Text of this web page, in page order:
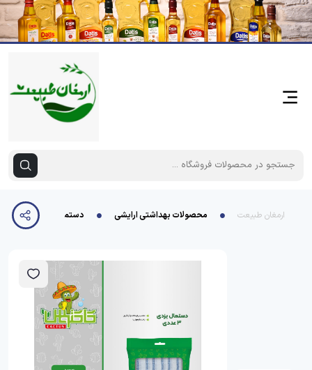
ارمغان طبیعت محصولات بهداشتی ارایشی دستمال یزدی 3 عددی کاکتوس